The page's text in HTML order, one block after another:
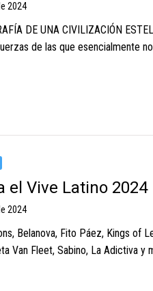
2024
DE UNA CIVILIZACIÓN
de las que esencialmente no
el Vive Latino 2024
2024
Belanova, Fito Páez, Kings of
Van Fleet, Sabino, La Adictiva y